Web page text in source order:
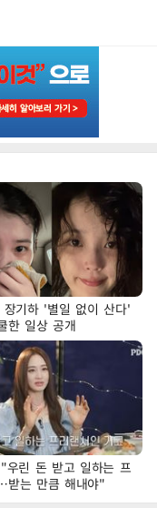
장기하 '별일 없이 산다'
한 일상 공개
우린 돈 받고 일하는 프
받는 만큼 해내야"